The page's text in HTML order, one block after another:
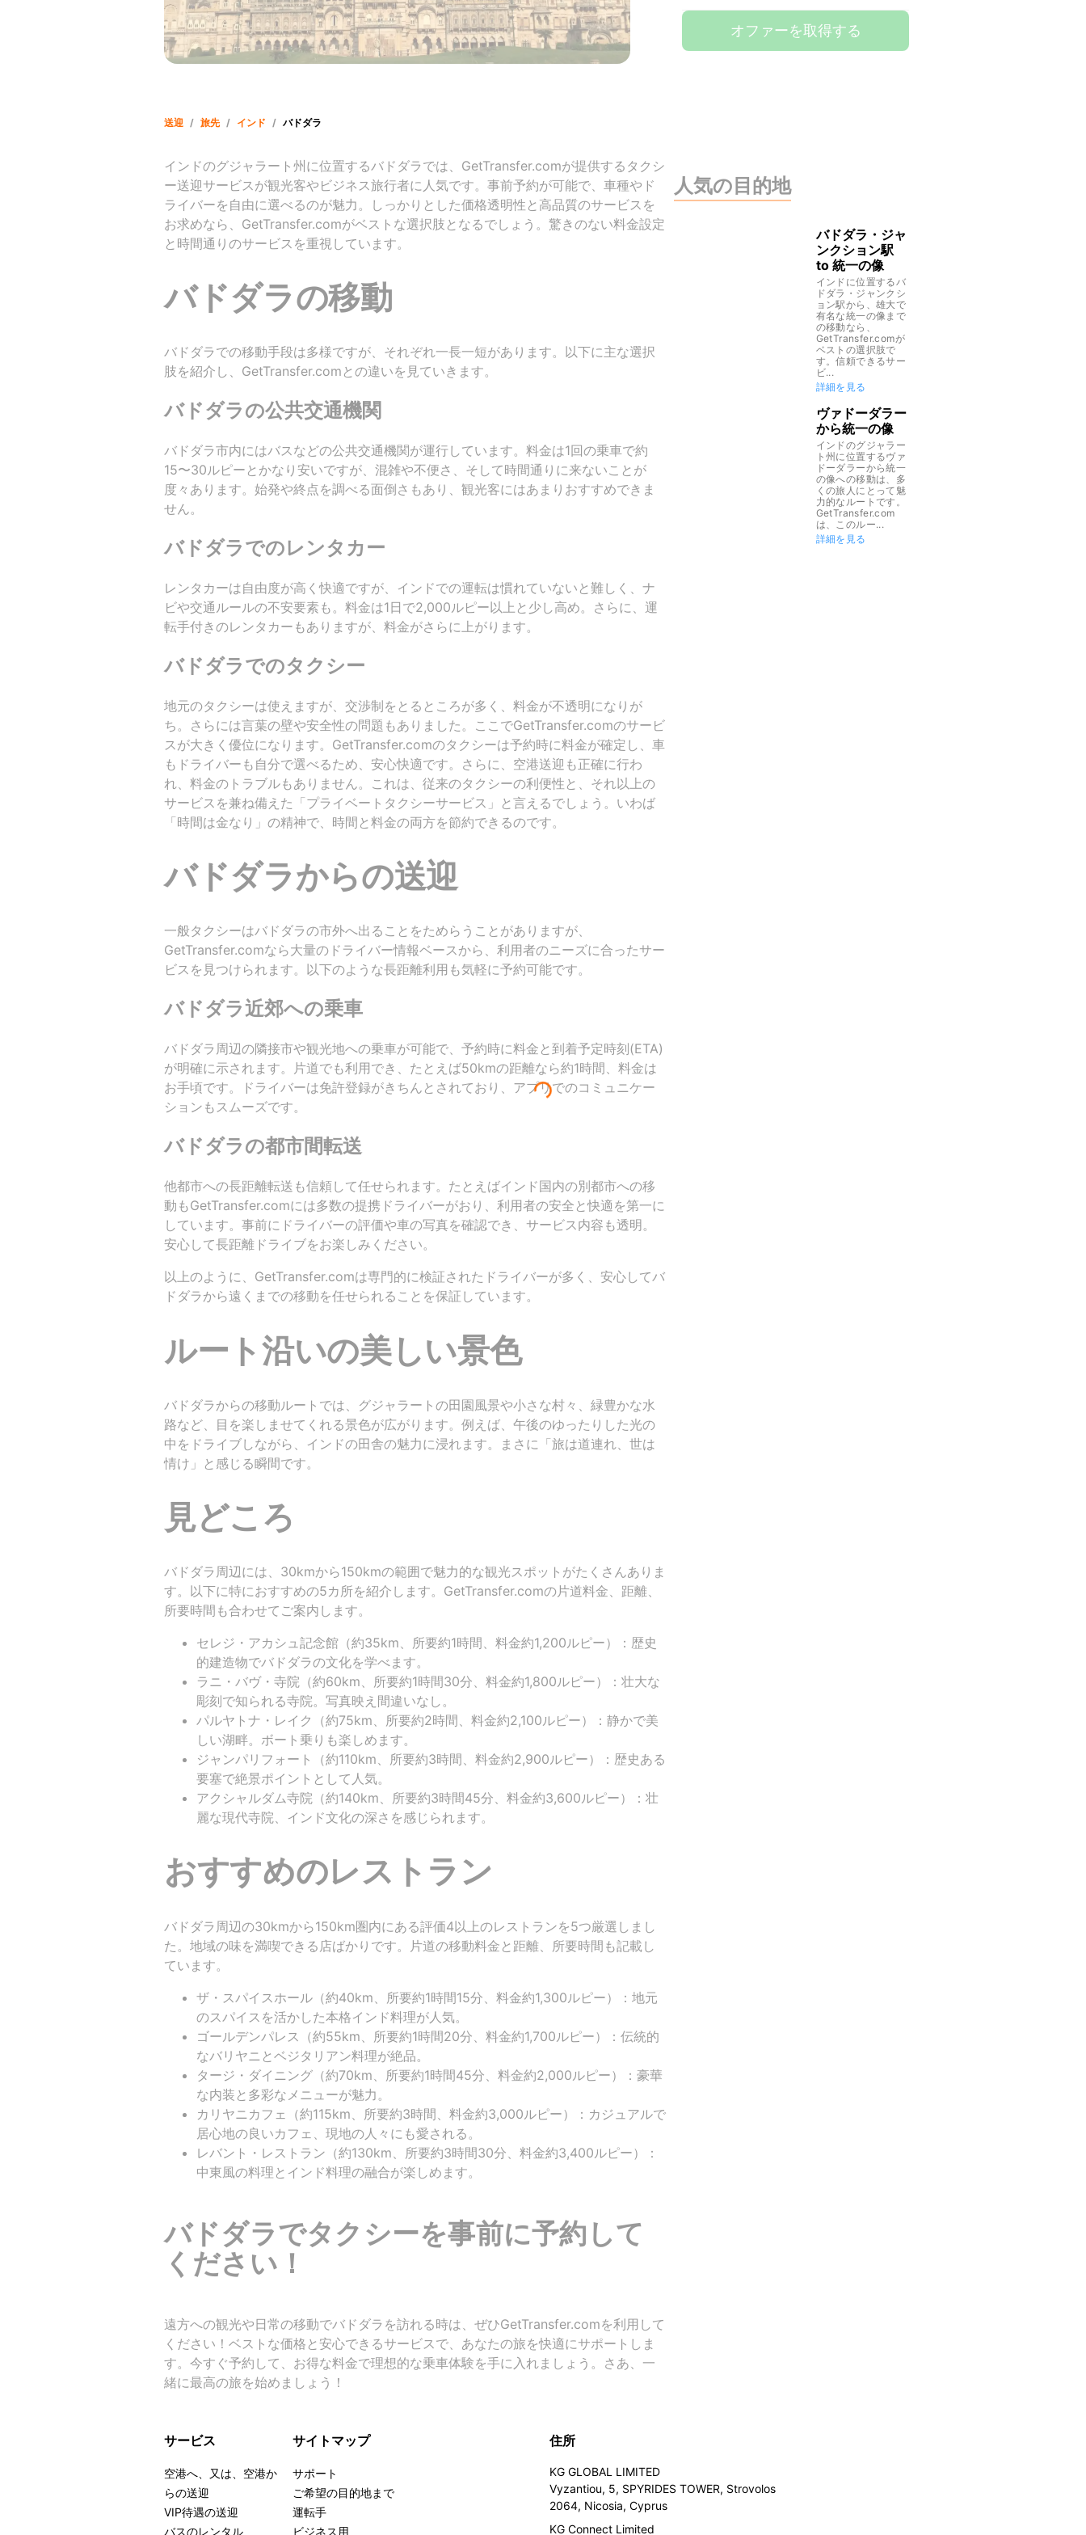
オファーを取得する
送迎 / 旅先 / インド / バドダラ
インドのグジャラート州に位置するバドダラでは、GetTransfer.comが提供するタクシ
ー送迎サービスが観光客やビジネス旅行者に人気です。事前予約が可能で、車種やド
ライバーを自由に選べるのが魅力。しっかりとした価格透明性と高品質のサービスを
お求めなら、GetTransfer.comがベストな選択肢となるでしょう。驚きのない料金設定
と時間通りのサービスを重視しています。
バドダラの移動
バドダラでの移動手段は多様ですが、それぞれ一長一短があります。以下に主な選択
肢を紹介し、GetTransfer.comとの違いを見ていきます。
バドダラの公共交通機関
バドダラ市内にはバスなどの公共交通機関が運行しています。料金は1回の乗車で約
15〜30ルピーとかなり安いですが、混雑や不便さ、そして時間通りに来ないことが
度々あります。始発や終点を調べる面倒さもあり、観光客にはあまりおすすめできま
せん。
バドダラでのレンタカー
レンタカーは自由度が高く快適ですが、インドでの運転は慣れていないと難しく、ナ
ビや交通ルールの不安要素も。料金は1日で2,000ルピー以上と少し高め。さらに、運
転手付きのレンタカーもありますが、料金がさらに上がります。
バドダラでのタクシー
地元のタクシーは使えますが、交渉制をとるところが多く、料金が不透明になりが
ち。さらには言葉の壁や安全性の問題もありました。ここでGetTransfer.comのサービ
スが大きく優位になります。GetTransfer.comのタクシーは予約時に料金が確定し、車
もドライバーも自分で選べるため、安心快適です。さらに、空港送迎も正確に行わ
れ、料金のトラブルもありません。これは、従来のタクシーの利便性と、それ以上の
サービスを兼ね備えた「プライベートタクシーサービス」と言えるでしょう。いわば
「時間は金なり」の精神で、時間と料金の両方を節約できるのです。
バドダラからの送迎
一般タクシーはバドダラの市外へ出ることをためらうことがありますが、
GetTransfer.comなら大量のドライバー情報ベースから、利用者のニーズに合ったサー
ビスを見つけられます。以下のような長距離利用も気軽に予約可能です。
バドダラ近郊への乗車
バドダラ周辺の隣接市や観光地への乗車が可能で、予約時に料金と到着予定時刻(ETA)
が明確に示されます。片道でも利用でき、たとえば50kmの距離なら約1時間、料金は
お手頃です。ドライバーは免許登録がきちんとされており、アプリでのコミュニケー
ションもスムーズです。
バドダラの都市間転送
他都市への長距離転送も信頼して任せられます。たとえばインド国内の別都市への移
動もGetTransfer.comには多数の提携ドライバーがおり、利用者の安全と快適を第一に
しています。事前にドライバーの評価や車の写真を確認でき、サービス内容も透明。
安心して長距離ドライブをお楽しみください。
以上のように、GetTransfer.comは専門的に検証されたドライバーが多く、安心してバ
ドダラから遠くまでの移動を任せられることを保証しています。
ルート沿いの美しい景色
バドダラからの移動ルートでは、グジャラートの田園風景や小さな村々、緑豊かな水
路など、目を楽しませてくれる景色が広がります。例えば、午後のゆったりした光の
中をドライブしながら、インドの田舎の魅力に浸れます。まさに「旅は道連れ、世は
情け」と感じる瞬間です。
見どころ
バドダラ周辺には、30kmから150kmの範囲で魅力的な観光スポットがたくさんありま
す。以下に特におすすめの5カ所を紹介します。GetTransfer.comの片道料金、距離、
所要時間も合わせてご案内します。
セレジ・アカシュ記念館（約35km、所要約1時間、料金約1,200ルピー）：歴史
的建造物でバドダラの文化を学べます。
ラニ・バヴ・寺院（約60km、所要約1時間30分、料金約1,800ルピー）：壮大な
彫刻で知られる寺院。写真映え間違いなし。
パルヤトナ・レイク（約75km、所要約2時間、料金約2,100ルピー）：静かで美
しい湖畔。ボート乗りも楽しめます。
ジャンパリフォート（約110km、所要約3時間、料金約2,900ルピー）：歴史ある
要塞で絶景ポイントとして人気。
アクシャルダム寺院（約140km、所要約3時間45分、料金約3,600ルピー）：壮
麗な現代寺院、インド文化の深さを感じられます。
おすすめのレストラン
バドダラ周辺の30kmから150km圏内にある評価4以上のレストランを5つ厳選しまし
た。地域の味を満喫できる店ばかりです。片道の移動料金と距離、所要時間も記載し
ています。
ザ・スパイスホール（約40km、所要約1時間15分、料金約1,300ルピー）：地元
のスパイスを活かした本格インド料理が人気。
ゴールデンパレス（約55km、所要約1時間20分、料金約1,700ルピー）：伝統的
なバリヤニとベジタリアン料理が絶品。
タージ・ダイニング（約70km、所要約1時間45分、料金約2,000ルピー）：豪華
な内装と多彩なメニューが魅力。
カリヤニカフェ（約115km、所要約3時間、料金約3,000ルピー）：カジュアルで
居心地の良いカフェ、現地の人々にも愛される。
レバント・レストラン（約130km、所要約3時間30分、料金約3,400ルピー）：
中東風の料理とインド料理の融合が楽しめます。
バドダラでタクシーを事前に予約して
ください！
遠方への観光や日常の移動でバドダラを訪れる時は、ぜひGetTransfer.comを利用して
ください！ベストな価格と安心できるサービスで、あなたの旅を快適にサポートしま
す。今すぐ予約して、お得な料金で理想的な乗車体験を手に入れましょう。さあ、一
緒に最高の旅を始めましょう！
人気の目的地
バドダラ・ジャ
ンクション駅
to 統一の像
インドに位置するバ
ドダラ・ジャンクシ
ョン駅から、雄大で
有名な統一の像まで
の移動なら、
GetTransfer.comが
ベストの選択肢で
す。信頼できるサー
ビ...
詳細を見る
ヴァドーダラー
から統一の像
インドのグジャラー
ト州に位置するヴァ
ドーダラーから統一
の像への移動は、多
くの旅人にとって魅
力的なルートです。
GetTransfer.com
は、このルー...
詳細を見る
サービス
空港へ、又は、空港か
らの送迎
VIP待遇の送迎
バスのレンタル
サイトマップ
サポート
ご希望の目的地まで
運転手
ビジネス用
住所
KG GLOBAL LIMITED
Vyzantiou, 5, SPYRIDES TOWER, Strovolos
2064, Nicosia, Cyprus
KG Connect Limited